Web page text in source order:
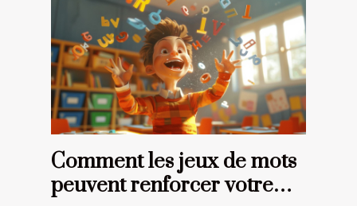
Comment les jeux de mots
peuvent renforcer votre